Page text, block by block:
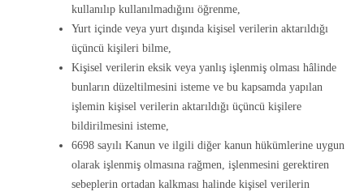
kullanılıp kullanılmadığını öğrenme,
Yurt içinde veya yurt dışında kişisel verilerin aktarıldığı
üçüncü kişileri bilme,
Kişisel verilerin eksik veya yanlış işlenmiş olması hâlinde
bunların düzeltilmesini isteme ve bu kapsamda yapılan
işlemin kişisel verilerin aktarıldığı üçüncü kişilere
bildirilmesini isteme,
6698 sayılı Kanun ve ilgili diğer kanun hükümlerine uygun
olarak işlenmiş olmasına rağmen, işlenmesini gerektiren
sebeplerin ortadan kalkması halinde kişisel verilerin